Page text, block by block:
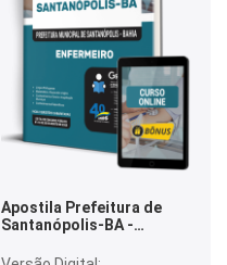
Apostila Prefeitura de
Santanópolis-BA -